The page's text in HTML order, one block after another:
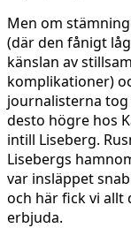
Men om
(där den fånigt
känslan av
komplikationer)
journalisterna
desto högre hos
intill Liseberg.
Lisebergs
var insläppet
och här fick vi allt
erbjuda.